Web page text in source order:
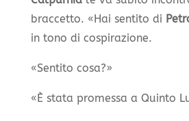
braccetto. «Hai sentito di
in tono di cospirazione.
«Sentito cosa?»
«È stata promessa a Quinto